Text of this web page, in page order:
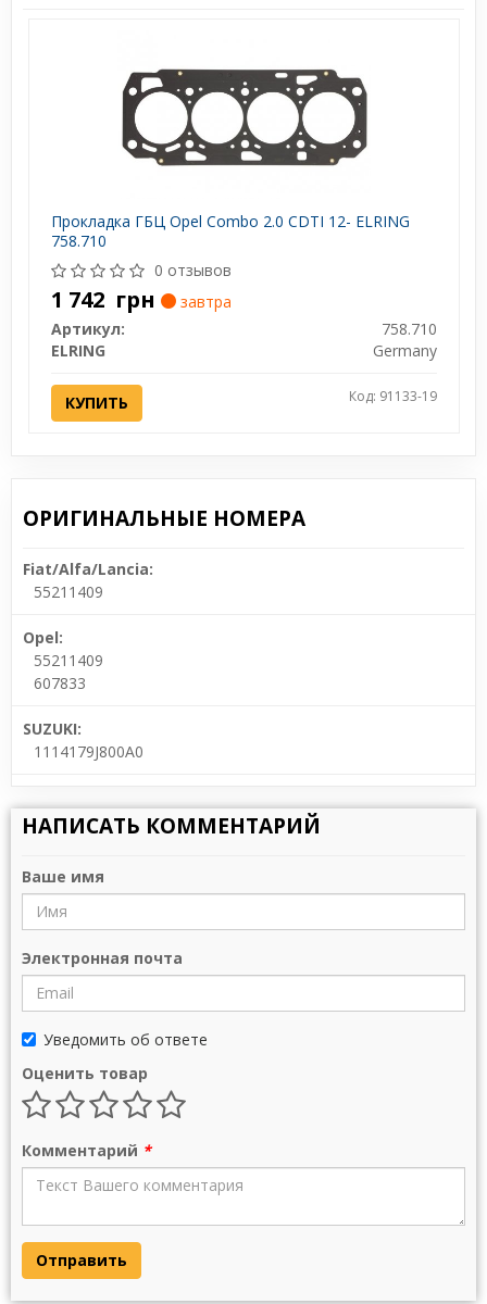
Прокладка ГБЦ Opel Combo 2.0 CDTI 12- ELRING
758.710
0 отзывов
1 742 грн
завтра
Артикул:
758.710
ELRING
Germany
КУПИТЬ Код: 91133-19
ОРИГИНАЛЬНЫЕ НОМЕРА
Fiat/Alfa/Lancia:
55211409
Opel:
55211409
607833
SUZUKI:
1114179J800A0
НАПИСАТЬ КОММЕНТАРИЙ
Ваше имя
Электронная почта
Уведомить об ответе
Оценить товар
Комментарий *
Отправить